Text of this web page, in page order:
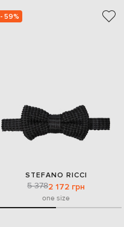
- 59%
STEFANO RICCI
5 3782 172 грн
one size